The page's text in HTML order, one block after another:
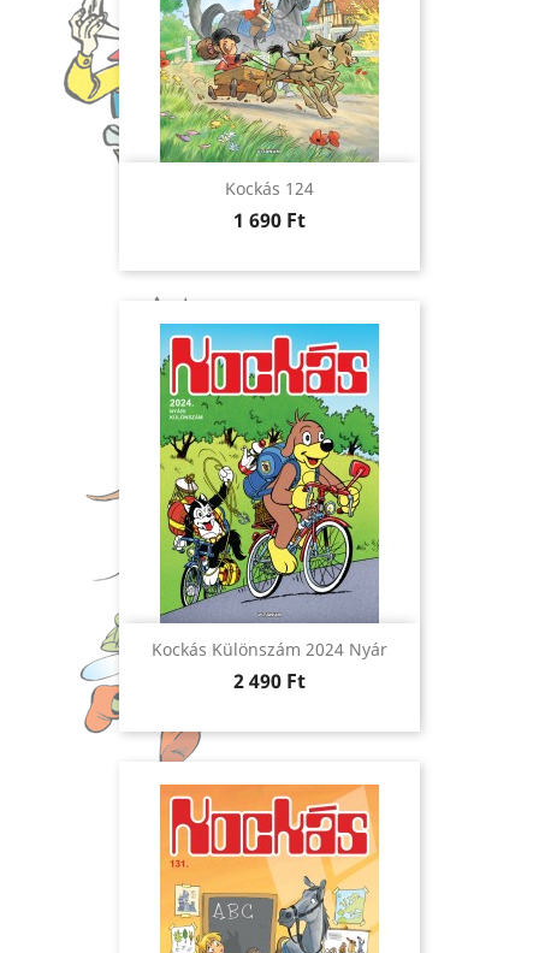
Kockás 124
Ár
1 690 Ft
Kockás Különszám 2024 Nyár
Ár
2 490 Ft